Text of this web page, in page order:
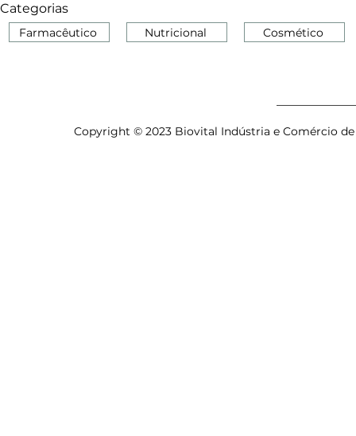
Categorias
Farmacêutico Nutricional Cosmético
Copyright © 2023 Biovital Indústria e Comércio de